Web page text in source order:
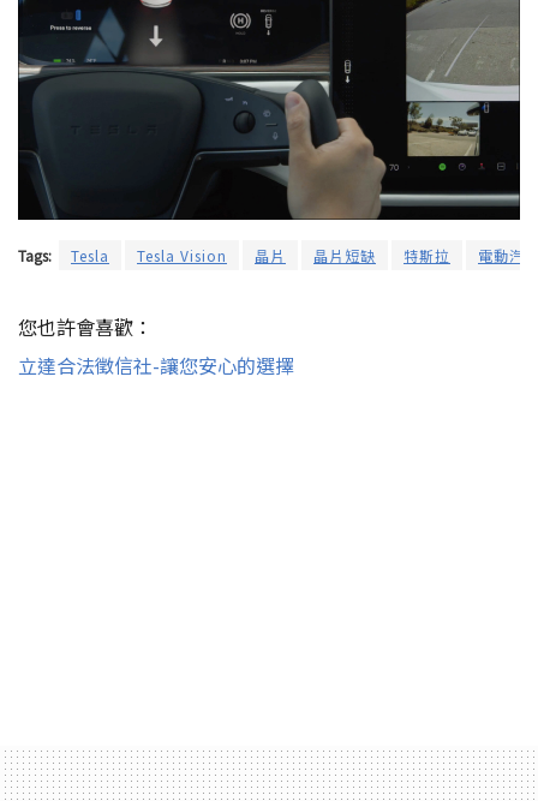
Tags: Tesla Tesla Vision 晶片 晶片短缺 特斯拉 電動汽
您也許會喜歡：
立達合法徵信社-讓您安心的選擇